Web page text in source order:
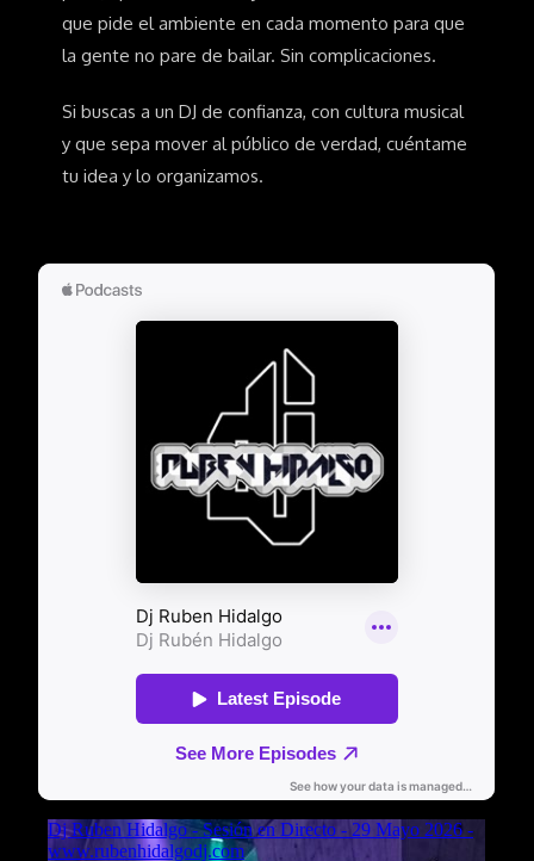
que pide el ambiente en cada momento para que
la gente no pare de bailar. Sin complicaciones.
Si buscas a un DJ de confianza, con cultura musical
y que sepa mover al público de verdad, cuéntame
tu idea y lo organizamos.